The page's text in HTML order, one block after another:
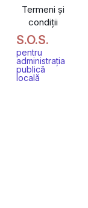
Termeni și
condiții
S.O.S.
pentru
administrația
publică
locală